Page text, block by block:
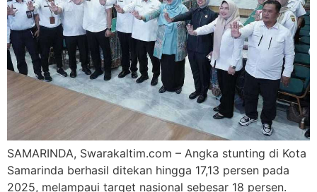
SAMARINDA, Swarakaltim.com – Angka stunting di Kota
Samarinda berhasil ditekan hingga 17,13 persen pada
2025, melampaui target nasional sebesar 18 persen.